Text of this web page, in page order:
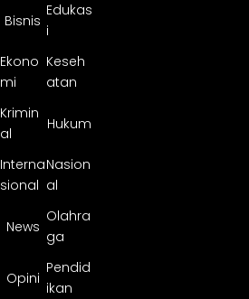
Bisnis
Edukas
i
Ekono
mi
Keseh
atan
Krimin
al
Hukum
Interna
sional
Nasion
al
News
Olahra
ga
Opini
Pendid
ikan